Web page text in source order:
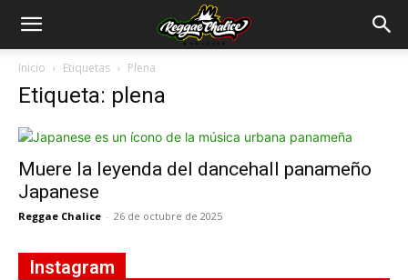
Inicio Etiquetas Plena
Etiqueta: plena
Muere la leyenda del dancehall panameño
Japanese
Reggae Chalice - 26 de octubre de 2025
Instagram